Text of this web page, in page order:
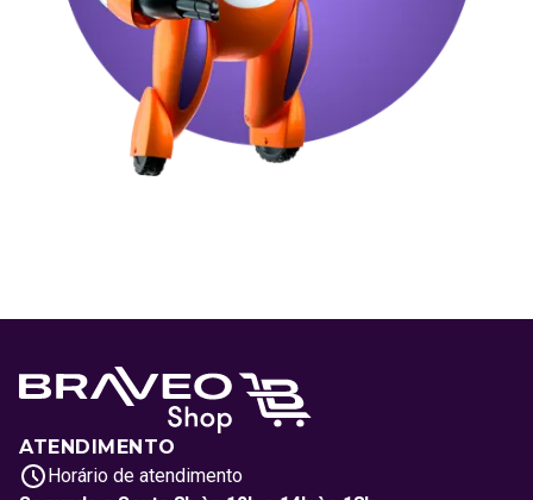
ATENDIMENTO
Horário de atendimento